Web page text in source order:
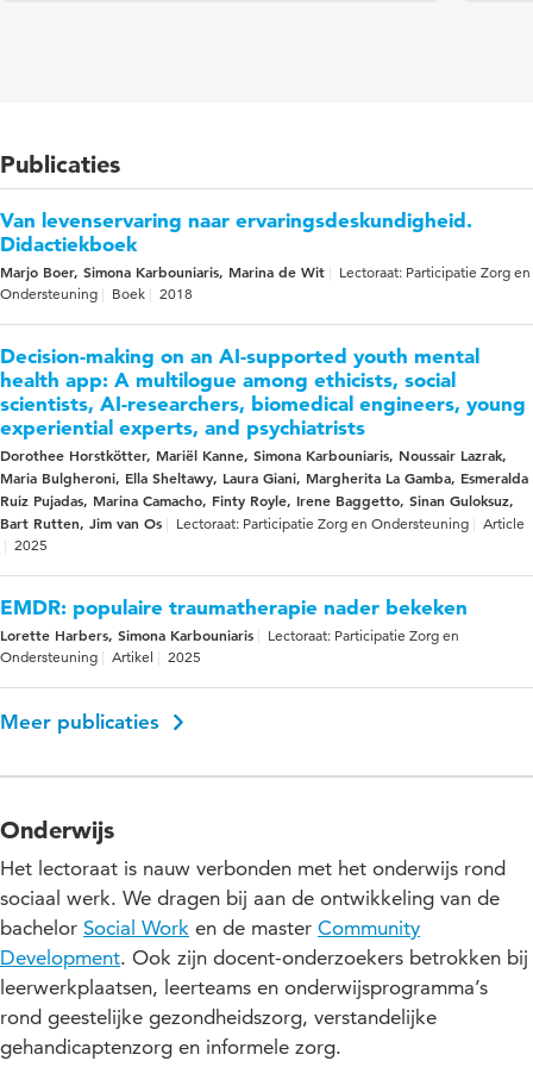
Publicaties
Van levenservaring naar ervaringsdeskundigheid.
Didactiekboek
Marjo Boer, Simona Karbouniaris, Marina de Wit
Lectoraat: Participatie Zorg en
Ondersteuning
Boek 2018
Decision-making on an AI-supported youth mental
health app: A multilogue among ethicists, social
scientists, AI-researchers, biomedical engineers, young
experiential experts, and psychiatrists
Dorothee Horstkötter, Mariël Kanne, Simona Karbouniaris, Noussair Lazrak,
Maria Bulgheroni, Ella Sheltawy, Laura Giani, Margherita La Gamba, Esmeralda
Ruiz Pujadas, Marina Camacho, Finty Royle, Irene Baggetto, Sinan Guloksuz,
Bart Rutten, Jim van Os
Lectoraat: Participatie Zorg en Ondersteuning
Article
2025
EMDR: populaire traumatherapie nader bekeken
Lorette Harbers, Simona Karbouniaris
Lectoraat: Participatie Zorg en
Ondersteuning
Artikel 2025
Meer publicaties
Onderwijs
Het lectoraat is nauw verbonden met het onderwijs rond
sociaal werk. We dragen bij aan de ontwikkeling van de
bachelor Social Work en de master Community
Development. Ook zijn docent-onderzoekers betrokken bij
leerwerkplaatsen, leerteams en onderwijsprogramma’s
rond geestelijke gezondheidszorg, verstandelijke
gehandicaptenzorg en informele zorg.